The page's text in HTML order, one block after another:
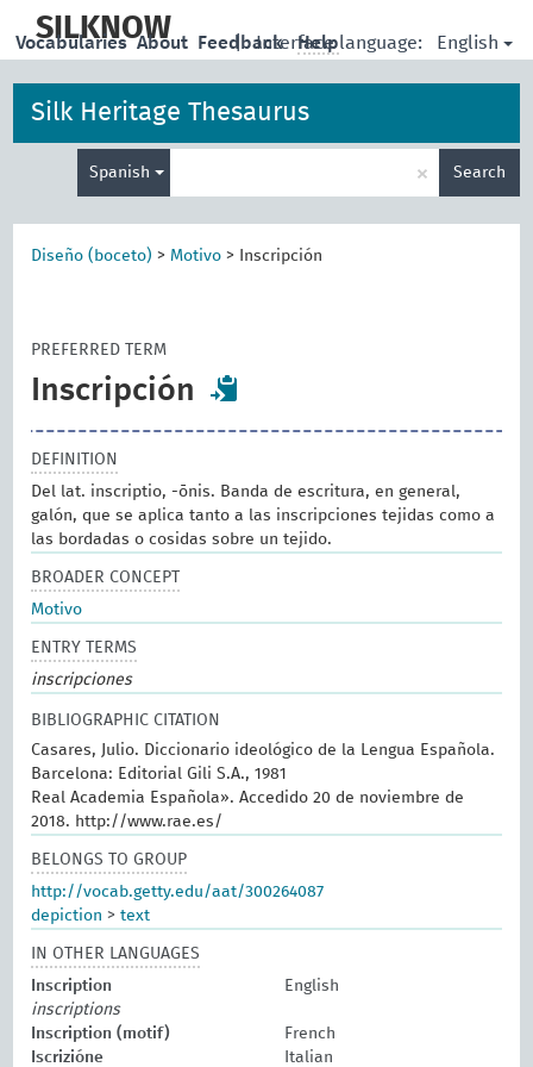
main
SILKNOW | Interface language: English
Vocabularies About Feedback Help
Silk Heritage Thesaurus
Spanish × Search
Diseño (boceto) > Motivo > Inscripción
PREFERRED TERM
Inscripción
DEFINITION
Del lat. inscriptio, -ōnis. Banda de escritura, en general,
galón, que se aplica tanto a las inscripciones tejidas como a
las bordadas o cosidas sobre un tejido.
BROADER CONCEPT
Motivo
ENTRY TERMS
inscripciones
BIBLIOGRAPHIC CITATION
Casares, Julio. Diccionario ideológico de la Lengua Española.
Barcelona: Editorial Gili S.A., 1981
Real Academia Española». Accedido 20 de noviembre de
2018. http://www.rae.es/
BELONGS TO GROUP
http://vocab.getty.edu/aat/300264087
depiction >text
IN OTHER LANGUAGES
Inscription
English
inscriptions
Inscription (motif)
French
Iscrizióne
Italian